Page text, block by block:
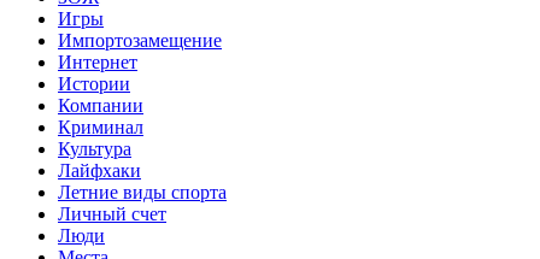
Игры
Импортозамещение
Интернет
Истории
Компании
Криминал
Культура
Лайфхаки
Летние виды спорта
Личный счет
Люди